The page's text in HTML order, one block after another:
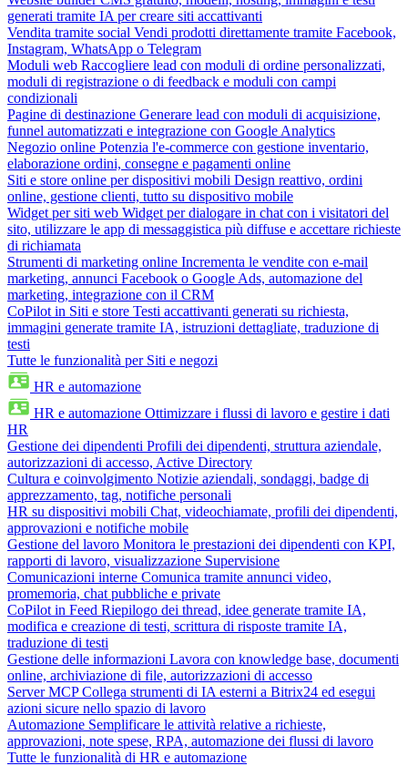
generati tramite IA per creare siti accattivanti
Vendita tramite social Vendi prodotti direttamente tramite Facebook,
Instagram, WhatsApp o Telegram
Moduli web Raccogliere lead con moduli di ordine personalizzati,
moduli di registrazione o di feedback e moduli con campi
condizionali
Pagine di destinazione Generare lead con moduli di acquisizione,
funnel automatizzati e integrazione con Google Analytics
Negozio online Potenzia l'e-commerce con gestione inventario,
elaborazione ordini, consegne e pagamenti online
Siti e store online per dispositivi mobili Design reattivo, ordini
online, gestione clienti, tutto su dispositivo mobile
Widget per siti web Widget per dialogare in chat con i visitatori del
sito, utilizzare le app di messaggistica più diffuse e accettare richieste
di richiamata
Strumenti di marketing online Incrementa le vendite con e-mail
marketing, annunci Facebook o Google Ads, automazione del
marketing, integrazione con il CRM
CoPilot in Siti e store Testi accattivanti generati su richiesta,
immagini generate tramite IA, istruzioni dettagliate, traduzione di
testi
Tutte le funzionalità per Siti e negozi
HR e automazione
HR e automazione Ottimizzare i flussi di lavoro e gestire i dati
HR
Gestione dei dipendenti Profili dei dipendenti, struttura aziendale,
autorizzazioni di accesso, Active Directory
Cultura e coinvolgimento Notizie aziendali, sondaggi, badge di
apprezzamento, tag, notifiche personali
HR su dispositivi mobili Chat, videochiamate, profili dei dipendenti,
approvazioni e notifiche mobile
Gestione del lavoro Monitora le prestazioni dei dipendenti con KPI,
rapporti di lavoro, visualizzazione Supervisione
Comunicazioni interne Comunica tramite annunci video,
promemoria, chat pubbliche e private
CoPilot in Feed Riepilogo dei thread, idee generate tramite IA,
modifica e creazione di testi, scrittura di risposte tramite IA,
traduzione di testi
Gestione delle informazioni Lavora con knowledge base, documenti
online, archiviazione di file, autorizzazioni di accesso
Server MCP Collega strumenti di IA esterni a Bitrix24 ed esegui
azioni sicure nello spazio di lavoro
Automazione Semplificare le attività relative a richieste,
approvazioni, note spese, RPA, automazione dei flussi di lavoro
Tutte le funzionalità di HR e automazione